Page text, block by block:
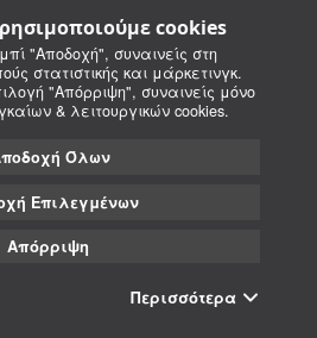
cookies
"Αποδοχή", συναινείς στη
στατιστικής και μάρκετινγκ.
"Απόρριψη", συναινείς μόνο
& λειτουργικών cookies.
Όλων
Επιλεγμένων
Απόρριψη
Περισσότερα